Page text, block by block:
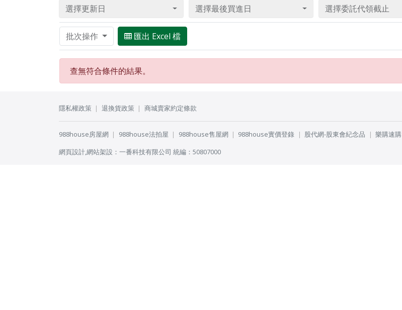
選擇更新日 選擇最後買進日 選擇委託代領截止
批次操作 匯出 Excel 檔
查無符合條件的結果。
隱私權政策 退換貨政策 商城賣家約定條款
988house房屋網 988house法拍屋 988house售屋網 988house實價登錄 股代網-股東會紀念品
樂購速購
網頁設計,網站架設 ： 一番科技有限公司 統編：50807000